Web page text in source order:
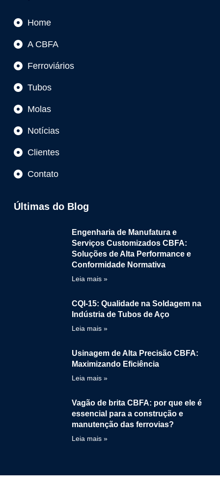
Home
A CBFA
Ferroviários
Tubos
Molas
Notícias
Clientes
Contato
Últimas do Blog
Engenharia de Manufatura e
Serviços Customizados CBFA:
Soluções de Alta Performance e
Conformidade Normativa
Leia mais »
CQI-15: Qualidade na Soldagem na
Indústria de Tubos de Aço
Leia mais »
Usinagem de Alta Precisão CBFA:
Maximizando Eficiência
Leia mais »
Vagão de brita CBFA: por que ele é
essencial para a construção e
manutenção das ferrovias?
Leia mais »